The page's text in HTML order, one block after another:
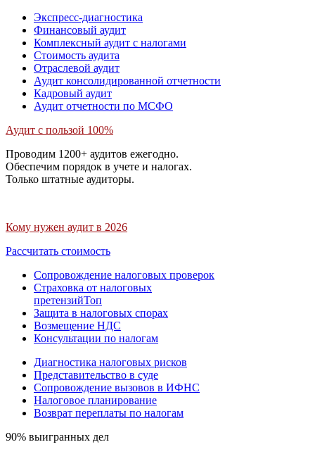
Экспресс-диагностика
Финансовый аудит
Комплексный аудит с налогами
Стоимость аудита
Отраслевой аудит
Аудит консолидированной отчетности
Кадровый аудит
Аудит отчетности по МСФО
Аудит с пользой 100%
Проводим 1200+ аудитов ежегодно.
Обеспечим порядок в учете и налогах.
Только штатные аудиторы.
Кому нужен аудит в 2026
Рассчитать стоимость
Сопровождение налоговых проверок
Страховка от налоговых
претензийТоп
Защита в налоговых спорах
Возмещение НДС
Консультации по налогам
Диагностика налоговых рисков
Представительство в суде
Сопровождение вызовов в ИФНС
Налоговое планирование
Возврат переплаты по налогам
90% выигранных дел